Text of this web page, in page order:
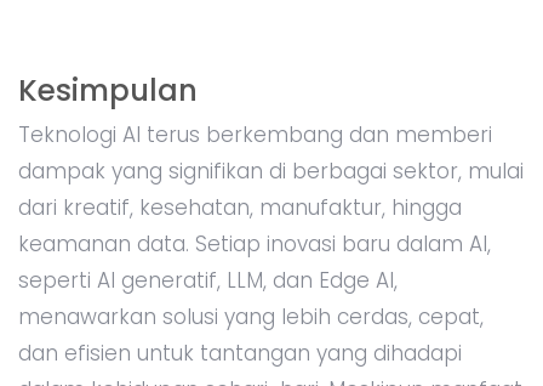
Kesimpulan
Teknologi AI terus berkembang dan memberi
dampak yang signifikan di berbagai sektor, mulai
dari kreatif, kesehatan, manufaktur, hingga
keamanan data. Setiap inovasi baru dalam AI,
seperti AI generatif, LLM, dan Edge AI,
menawarkan solusi yang lebih cerdas, cepat,
dan efisien untuk tantangan yang dihadapi